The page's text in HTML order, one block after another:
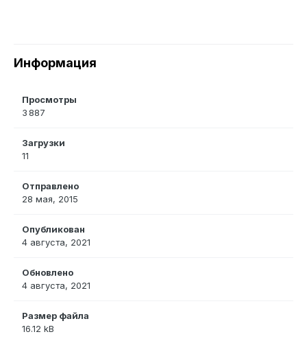
Информация
Просмотры
3 887
Загрузки
11
Отправлено
28 мая, 2015
Опубликован
4 августа, 2021
Обновлено
4 августа, 2021
Размер файла
16.12 kB